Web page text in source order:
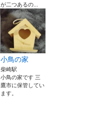
が二つあるの...
小鳥の家
柴崎駅
小鳥の家です 三
鷹市に保管してい
ます。